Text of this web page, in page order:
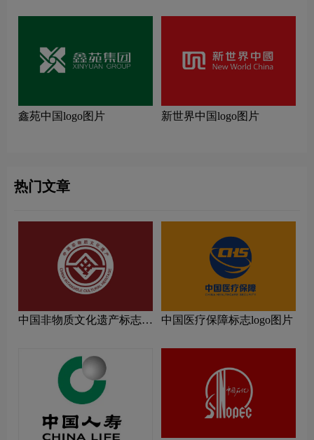
鑫苑中国logo图片 新世界中国logo图片
热门文章
中国非物质文化遗产标志
中国医疗保障标志logo图片